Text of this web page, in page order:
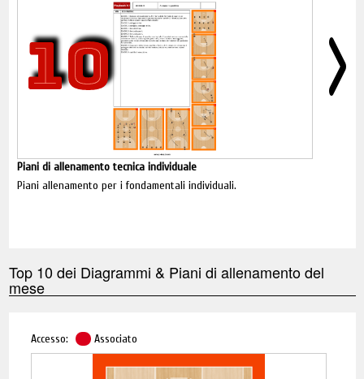
10
Piani di allenamento tecnica individuale
Piani allenamento per i fondamentali individuali.
Top 10 dei Diagrammi & Piani di allenamento del
mese
Accesso: Associato